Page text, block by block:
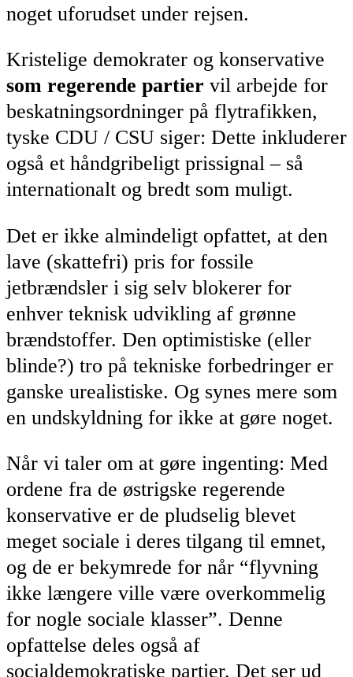
noget uforudset under rejsen.
Kristelige demokrater og konservative
som regerende partier vil arbejde for
beskatningsordninger på flytrafikken,
tyske CDU / CSU siger: Dette inkluderer
også et håndgribeligt prissignal – så
internationalt og bredt som muligt.
Det er ikke almindeligt opfattet, at den
lave (skattefri) pris for fossile
jetbrændsler i sig selv blokerer for
enhver teknisk udvikling af grønne
brændstoffer. Den optimistiske (eller
blinde?) tro på tekniske forbedringer er
ganske urealistiske. Og synes mere som
en undskyldning for ikke at gøre noget.
Når vi taler om at gøre ingenting: Med
ordene fra de østrigske regerende
konservative er de pludselig blevet
meget sociale i deres tilgang til emnet,
og de er bekymrede for når “flyvning
ikke længere ville være overkommelig
for nogle sociale klasser”. Denne
opfattelse deles også af
socialdemokratiske partier. Det ser ud